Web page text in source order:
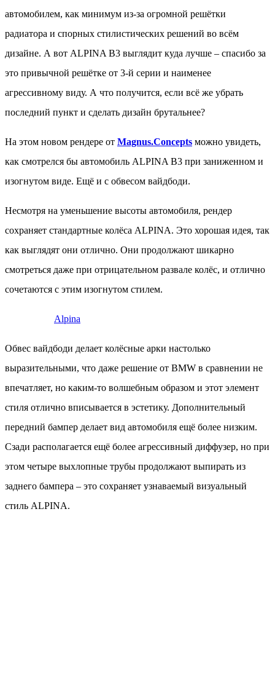
автомобилем, как минимум из-за огромной решётки
радиатора и спорных стилистических решений во всём
дизайне. А вот ALPINA B3 выглядит куда лучше – спасибо за
это привычной решётке от 3-й серии и наименее
агрессивному виду. А что получится, если всё же убрать
последний пункт и сделать дизайн брутальнее?
На этом новом рендере от Magnus.Concepts можно увидеть,
как смотрелся бы автомобиль ALPINA B3 при заниженном и
изогнутом виде. Ещё и с обвесом вайдбоди.
Несмотря на уменьшение высоты автомобиля, рендер
сохраняет стандартные колёса ALPINA. Это хорошая идея, так
как выглядят они отлично. Они продолжают шикарно
смотреться даже при отрицательном развале колёс, и отлично
сочетаются с этим изогнутом стилем.
Alpina
Обвес вайдбоди делает колёсные арки настолько
выразительными, что даже решение от BMW в сравнении не
впечатляет, но каким-то волшебным образом и этот элемент
стиля отлично вписывается в эстетику. Дополнительный
передний бампер делает вид автомобиля ещё более низким.
Сзади располагается ещё более агрессивный диффузер, но при
этом четыре выхлопные трубы продолжают выпирать из
заднего бампера – это сохраняет узнаваемый визуальный
стиль ALPINA.